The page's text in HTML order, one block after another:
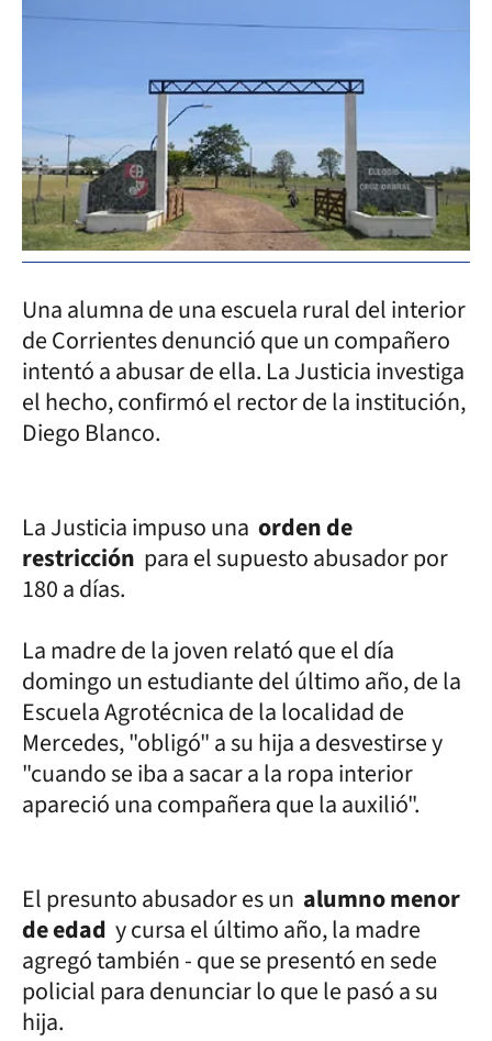
Una alumna de una escuela rural del interior
de Corrientes denunció que un compañero
intentó a abusar de ella. La Justicia investiga
el hecho, confirmó el rector de la institución,
Diego Blanco.
La Justicia impuso una orden de
restricción para el supuesto abusador por
180 a días.
La madre de la joven relató que el día
domingo un estudiante del último año, de la
Escuela Agrotécnica de la localidad de
Mercedes, "obligó" a su hija a desvestirse y
"cuando se iba a sacar a la ropa interior
apareció una compañera que la auxilió".
El presunto abusador es un alumno menor
de edad y cursa el último año, la madre
agregó también - que se presentó en sede
policial para denunciar lo que le pasó a su
hija.